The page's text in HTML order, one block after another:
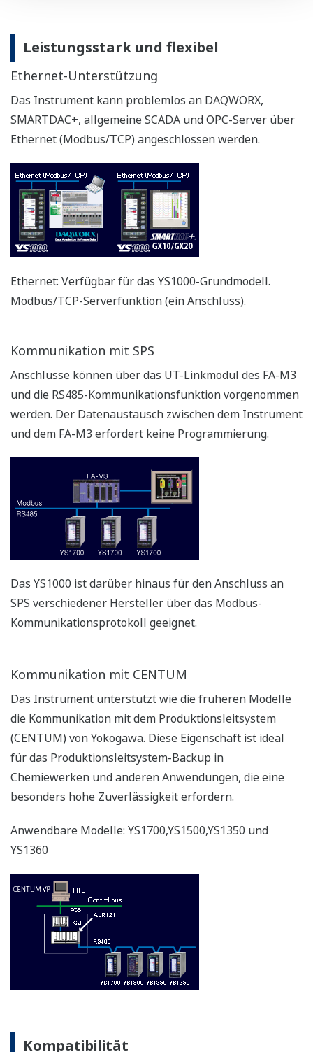
Publikationen
Applikations-beschreibungen
APPLIKATIONS-BESCHREIBUNGEN
Boiler Control Solution: Instruments and
Solution for Automatic Boiler Control
APPLIKATIONS-BESCHREIBUNGEN
Injection (or Chemical Dosing)
Temperature and Pressure
Compensation for Ideal Gas